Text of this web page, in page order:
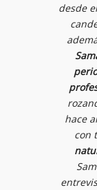
desde
hace
con